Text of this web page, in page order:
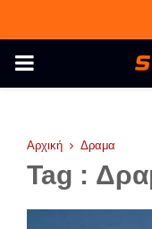
PRIMARY
Αρχική Δραμα
Tag :